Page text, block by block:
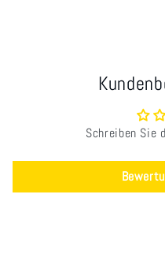
Schreiben Sie